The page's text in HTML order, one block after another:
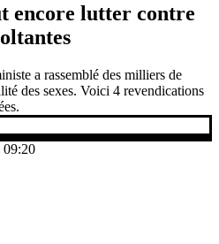
encore lutter contre
a rassemblé des milliers de
des sexes. Voici 4 revendications
09:20